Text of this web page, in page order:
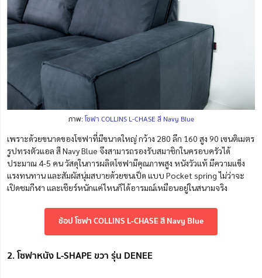
ภาพ:โซฟา COLLINS L-CHASE สี Navy Blue
เพราะด้วยขนาดของโซฟาที่มีขนาดใหญ่ กว้าง 280 ลึก 160 สูง 90 เซนติเมตร
รูปทรงตัวแอล สี Navy Blue จึงสามารถรองรับสมาชิกในครอบครัวได้
ประมาณ 4-5 คน วัสดุในการผลิตโซฟามีคุณภาพสูง หนังวัวแท้ มีความแข็ง
แรงทนทาน และสัมผัสนุ่มสบายด้วยขนเป็ด แบบ Pocket springไม่ว่าจะ
เปิดชมกีฬา และเชียร์หนักแค่ไหนก็ได้อารมณ์เหมือนอยู่ในสนามจริง
ช้อป โซฟา COLLINS L-CHASE สี Navy Blue
2. โซฟาหนัง L-SHAPE ขวา รุ่น DENEE